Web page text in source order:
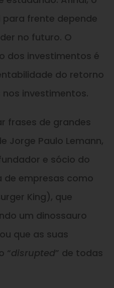
frente depende
no futuro. O
dos investimentos é
do retorno
investimentos.
frases de grandes
Jorge Paulo Lemann,
e sócio do
de empresas como
King), que
um dinossauro
que as suas
“disrupted” de todas